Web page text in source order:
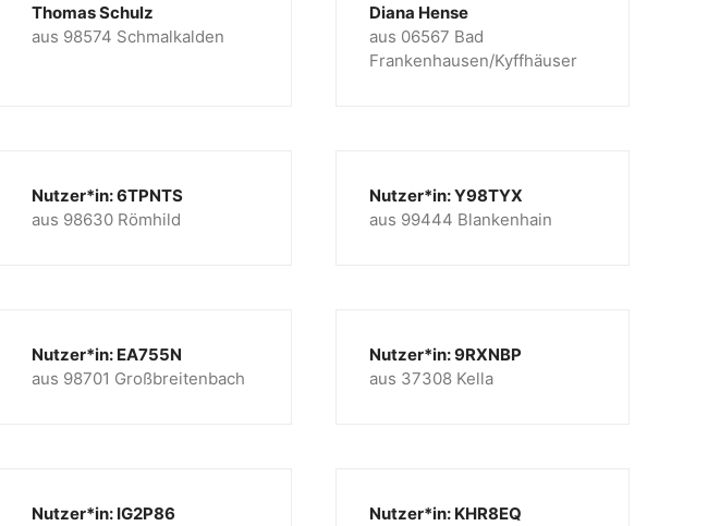
Thomas Schulz
aus 98574 Schmalkalden
Diana Hense
aus 06567 Bad
Frankenhausen/Kyffhäuser
Nutzer*in: 6TPNTS
aus 98630 Römhild
Nutzer*in: Y98TYX
aus 99444 Blankenhain
Nutzer*in: EA755N
aus 98701 Großbreitenbach
Nutzer*in: 9RXNBP
aus 37308 Kella
Nutzer*in: IG2P86
Nutzer*in: KHR8EQ